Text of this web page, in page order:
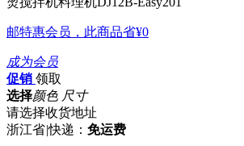
邮特惠会员，此商品省¥0
成为会员
促销 领取
选择颜色 尺寸
请选择收货地址
浙江省|快递： 免运费